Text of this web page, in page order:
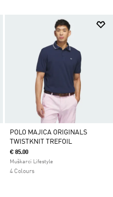
POLO MAJICA ORIGINALS
TWISTKNIT TREFOIL
€ 85.00
Muškarci Lifestyle
4 Colours